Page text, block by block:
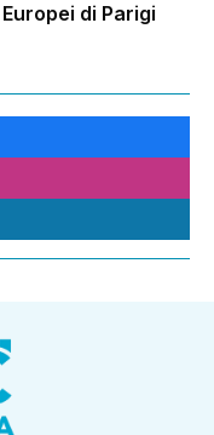
di Parigi